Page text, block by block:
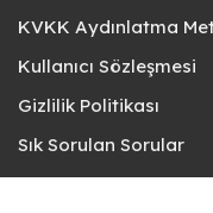
KVKK Aydınlatma
Kullanıcı Sözleşmesi
Gizlilik Politikası
Sık Sorulan Sorular
Bize Ulaşın